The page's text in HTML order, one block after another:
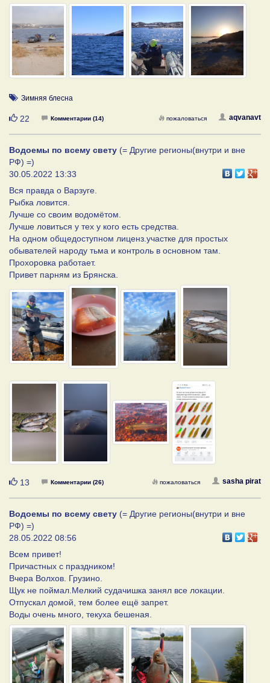
Зимняя блесна
Нравится
22 Комментарии (14) aqvanavt
пожаловаться
Водоемы по всему свету (= Другие регионы(внутри и вне
РФ) =)
30.05.2022 13:33
Вся правда о Варзуге.
Рыбка ловится.
Лучше со своим водомётом.
Лучше ловиться у тех у кого есть средства.
На одном общедоступном лиценз.участке для простых
обывателей народу тьма и контроль в основном там.
Прохоровка работает.
Привет парням из Брянска.
Нравится
13 Комментарии (26) sasha pirat
пожаловаться
Водоемы по всему свету (= Другие регионы(внутри и вне
РФ) =)
28.05.2022 08:56
Всем привет!
Причастных с праздником!
Вчера Волхов. Грузино.
Щук не поймал.Мелкий судачишка занял все локации.
Отпускал домой, тем более ещё запрет.
Воды очень много, текуха бешеная.